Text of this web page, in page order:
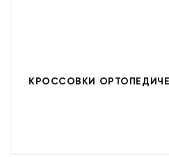
КРОССОВКИ